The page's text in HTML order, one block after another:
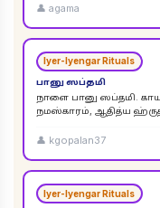
👤 agama
Iyer-Iyengar Rituals
பானு ஸப்தமி
நாளை பானு ஸப்தமி.
நமஸ்காரம், ஆதித்ய
👤 kgopalan37
Iyer-Iyengar Rituals